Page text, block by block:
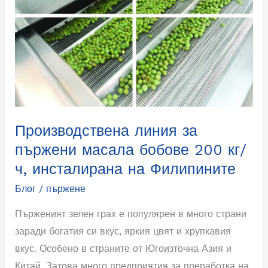
Производствена линия за
пържени масала бобове 200 кг/
ч, инсталирана на Филипините
Блог/ пържене
Пърженият зелен грах е популярен в много страни
заради богатия си вкус, яркия цвят и хрупкавия
вкус. Особено в страните от Югоизточна Азия и
масала
бобове
200
кг/
инсталирана
на
Филипините